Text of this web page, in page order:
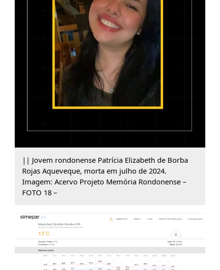
|| Jovem rondonense Patrícia Elizabeth de Borba
Rojas Aqueveque, morta em julho de 2024.
Imagem: Acervo Projeto Memória Rondonense –
FOTO 18 –